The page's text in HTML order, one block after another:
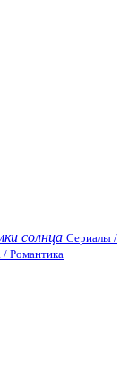
солнца Сериалы /
Романтика